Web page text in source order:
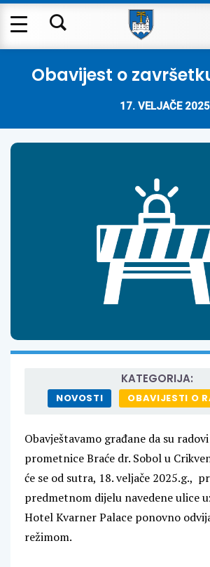
Obavijest o
17. VELJAČE
KATEGORIJA:
NOVOSTI OBAVIJESTI O
Obavještavamo građane da su
prometnice Braće dr. Sobol u
će se od sutra, 18. veljače 2025.g.,
predmetnom dijelu navedene ulice
Hotel Kvarner Palace ponovno
režimom.